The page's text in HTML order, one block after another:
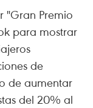
"Gran Premio
para mostrar
de
de aumentar
del 20% al